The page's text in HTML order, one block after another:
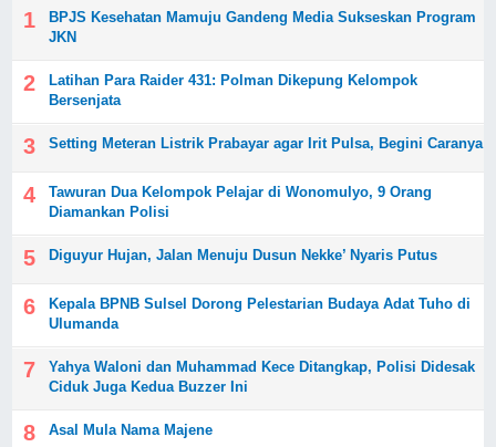
BPJS Kesehatan Mamuju Gandeng Media Sukseskan Program
JKN
Latihan Para Raider 431: Polman Dikepung Kelompok
Bersenjata
Setting Meteran Listrik Prabayar agar Irit Pulsa, Begini Caranya
Tawuran Dua Kelompok Pelajar di Wonomulyo, 9 Orang
Diamankan Polisi
Diguyur Hujan, Jalan Menuju Dusun Nekke’ Nyaris Putus
Kepala BPNB Sulsel Dorong Pelestarian Budaya Adat Tuho di
Ulumanda
Yahya Waloni dan Muhammad Kece Ditangkap, Polisi Didesak
Ciduk Juga Kedua Buzzer Ini
Asal Mula Nama Majene